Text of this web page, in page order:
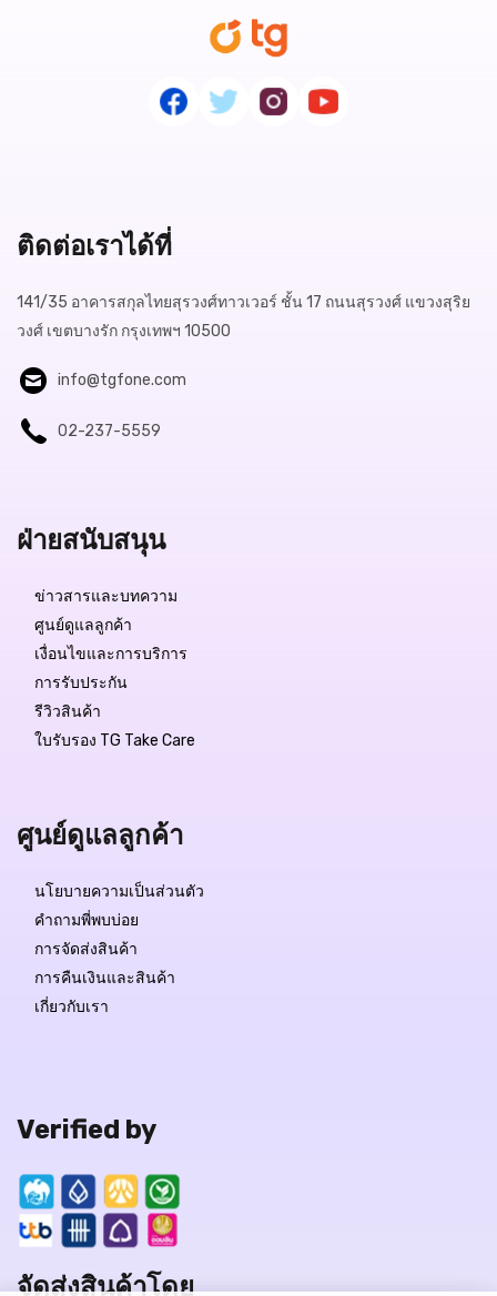
ติดต่อเราได้ที่
141/35 อาคารสกุลไทยสุรวงศ์ทาวเวอร์ ชั้น 17 ถนนสุรวงศ์ แขวงสุริย
วงศ์ เขตบางรัก กรุงเทพฯ 10500
info@tgfone.com
02-237-5559
ฝ่ายสนับสนุน
ข่าวสารและบทความ
ศูนย์ดูแลลูกค้า
เงื่อนไขและการบริการ
การรับประกัน
รีวิวสินค้า
ใบรับรอง TG Take Care
ศูนย์ดูแลลูกค้า
นโยบายความเป็นส่วนตัว
คำถามพี่พบบ่อย
การจัดส่งสินค้า
การคืนเงินและสินค้า
เกี่ยวกับเรา
Verified by
จัดส่งสินค้าโดย